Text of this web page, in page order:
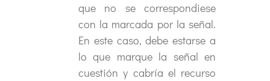
que no se correspondiese
con la marcada por la señal.
En este caso, debe estarse a
lo que marque la señal en
cuestión y cabría el recurso